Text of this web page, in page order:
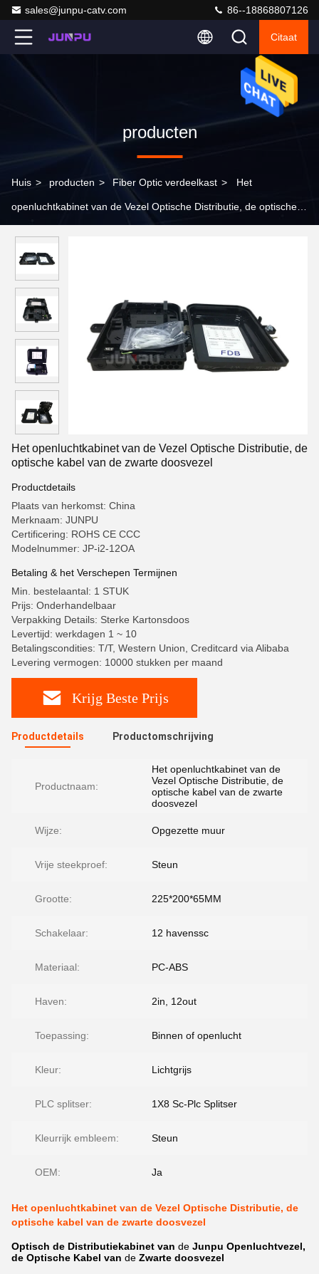
sales@junpu-catv.com 86--18868807126
Citaat
producten
Huis > producten > Fiber Optic verdeelkast > Het
openluchtkabinet van de Vezel Optische Distributie, de optische
Het openluchtkabinet van de Vezel Optische Distributie, de
optische kabel van de zwarte doosvezel
Productdetails
Plaats van herkomst: China
Merknaam: JUNPU
Certificering: ROHS CE CCC
Modelnummer: JP-i2-12OA
Betaling & het Verschepen Termijnen
Min. bestelaantal: 1 STUK
Prijs: Onderhandelbaar
Verpakking Details: Sterke Kartonsdoos
Levertijd: werkdagen 1 ~ 10
Betalingscondities: T/T, Western Union, Creditcard via Alibaba
Levering vermogen: 10000 stukken per maand
Krijg Beste Prijs
Productdetails Productomschrijving
Productnaam:
Het openluchtkabinet van de
Vezel Optische Distributie, de
optische kabel van de zwarte
doosvezel
Wijze: Opgezette muur
Vrije steekproef: Steun
Grootte: 225*200*65MM
Schakelaar: 12 havenssc
Materiaal: PC-ABS
Haven: 2in, 12out
Toepassing: Binnen of openlucht
Kleur: Lichtgrijs
PLC splitser: 1X8 Sc-Plc Splitser
Kleurrijk embleem: Steun
OEM: Ja
Het openluchtkabinet van de Vezel Optische Distributie, de
optische kabel van de zwarte doosvezel
Optisch de Distributiekabinet van de Junpu Openluchtvezel,
de Optische Kabel van de Zwarte doosvezel